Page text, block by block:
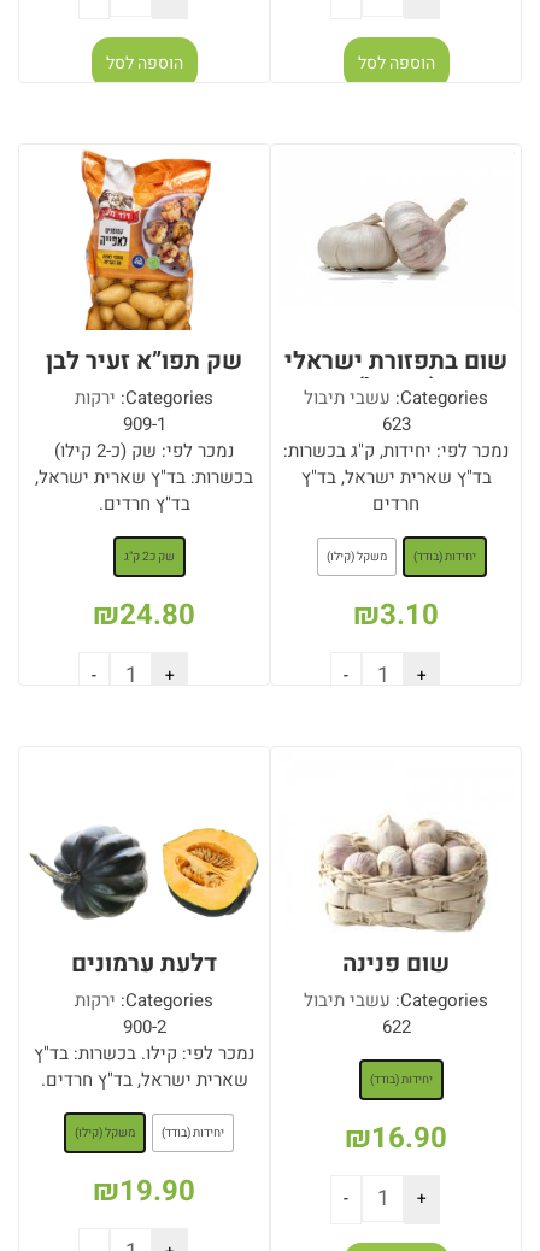
הוספה לסל הוספה לסל
שום בתפזורת ישראלי
(משקל)Categories: עשבי תיבול
623
נמכר לפי: יחידות, ק"ג בכשרות:
בד"ץ שארית ישראל, בד"ץ
חרדים
יחידות (בודד) משקל (קילו)
₪3.10
שק תפו”א זעיר לבן
Categories: ירקות
909-1
נמכר לפי: שק (כ-2 קילו)
בכשרות: בד"ץ שארית ישראל,
בד"ץ חרדים.
שק כ2 ק"ג
₪24.80
שום פנינה
Categories: עשבי תיבול
622
יחידות (בודד)
₪16.90
דלעת ערמונים
Categories: ירקות
900-2
נמכר לפי: קילו. בכשרות: בד"ץ
שארית ישראל, בד"ץ חרדים.
יחידות (בודד) משקל (קילו)
₪19.90